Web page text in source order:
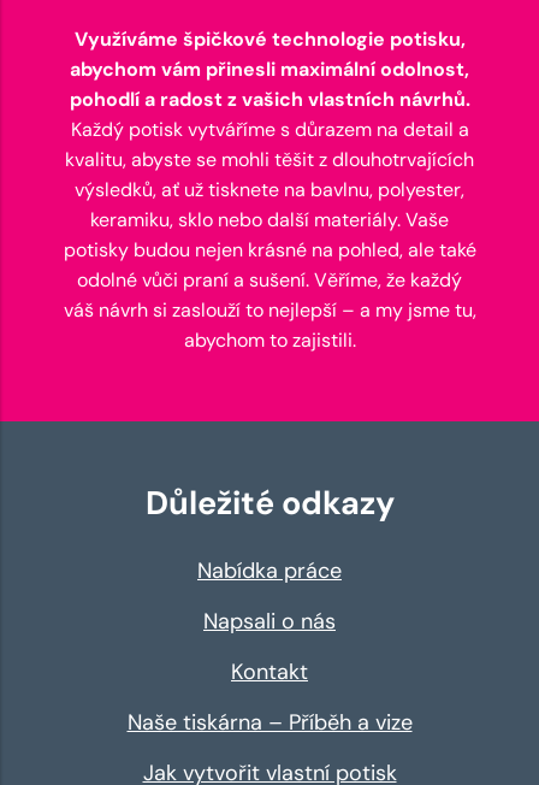
Využíváme špičkové technologie potisku,
abychom vám přinesli maximální odolnost,
pohodlí a radost z vašich vlastních návrhů.
Každý potisk vytváříme s důrazem na detail a
kvalitu, abyste se mohli těšit z dlouhotrvajících
výsledků, ať už tisknete na bavlnu, polyester,
keramiku, sklo nebo další materiály. Vaše
potisky budou nejen krásné na pohled, ale také
odolné vůči praní a sušení. Věříme, že každý
váš návrh si zaslouží to nejlepší – a my jsme tu,
abychom to zajistili.
Důležité odkazy
Nabídka práce
Napsali o nás
Kontakt
Naše tiskárna – Příběh a vize
Jak vytvořit vlastní potisk